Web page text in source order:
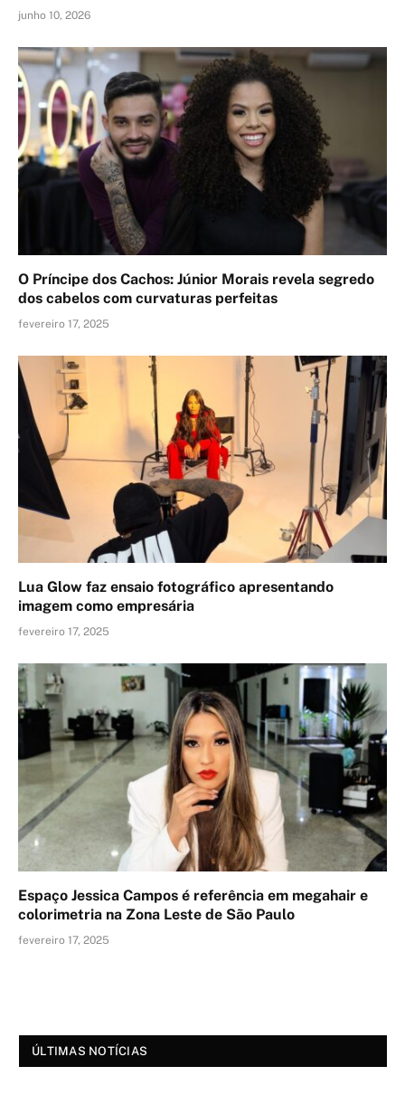
junho 10, 2026
O Príncipe dos Cachos: Júnior Morais revela segredo
dos cabelos com curvaturas perfeitas
fevereiro 17, 2025
Lua Glow faz ensaio fotográfico apresentando
imagem como empresária
fevereiro 17, 2025
Espaço Jessica Campos é referência em megahair e
colorimetria na Zona Leste de São Paulo
fevereiro 17, 2025
ÚLTIMAS NOTÍCIAS